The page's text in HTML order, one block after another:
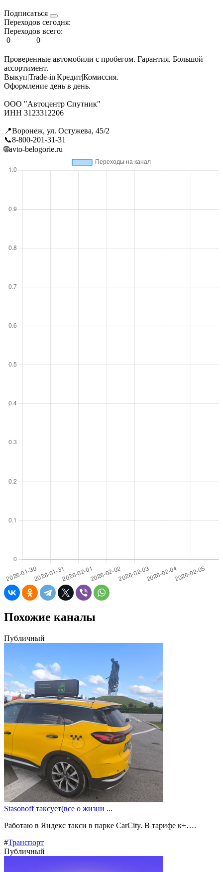
Подписаться
Переходов сегодня:
Переходов всего:
0
0
Проверенные автомобили с пробегом. Гарантия. Большой
ассортимент.
Выкуп|Trade-in|Кредит|Комиссия.
Оформление день в день.
ООО "Автоцентр Спутник"
ИНН 3123312206
📍Воронеж, ул. Остужева, 45/2
📞8-800-201-31-31
🌐avto-belogorie.ru
Похожие каналы
Публичный
Stasonoff таксует(все о жизни ...
Работаю в Яндекс такси в парке CarCity. В тарифе к+….
#Транспорт
Публичный